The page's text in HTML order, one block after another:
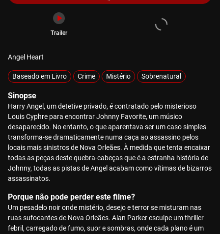
Trailer
Angel Heart
Baseado em Livro Crime Mistério Sobrenatural
Sinopse
Harry Angel, um detetive privado, é contratado pelo misterioso
Louis Cyphre para encontrar Johnny Favorite, um músico
desaparecido. No entanto, o que aparentava ser um caso simples
transforma-se dramaticamente numa caça ao assassino pelos
locais mais sinistros de Nova Orleães. À medida que tenta encaixar
todas as peças deste quebra-cabeças que é a estranha história de
Johnny, todas as pistas de Angel acabam como vítimas de bizarros
assassinatos.
Porque não pode perder este filme?
Um pesadelo noir onde mistério, desejo e terror se misturam nas
ruas sufocantes de Nova Orleães. Alan Parker esculpe um thriller
febril, carregado de fumo, suor e sombras, onde cada plano é um